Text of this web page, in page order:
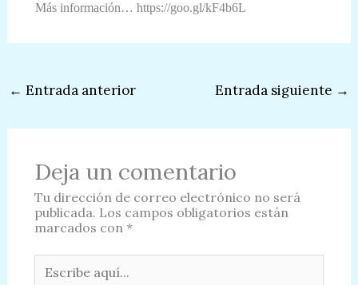
Más información… https://goo.gl/kF4b6L
← Entrada anterior Entrada siguiente →
Deja un comentario
Tu dirección de correo electrónico no será
publicada. Los campos obligatorios están
marcados con *
Escribe
aquí...